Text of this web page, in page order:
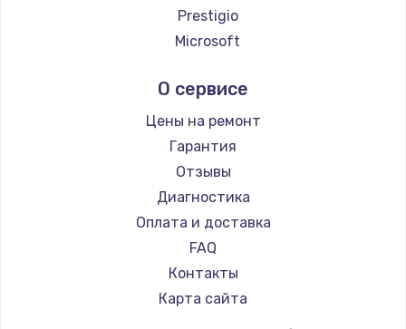
Ремонт ноутбуков Google
Ремонт ноутбуков Echips
Ремонт ноутбуков Predator
Ремонт ноутбуков iru
Ремонт ноутбуков Machenike
Ремонт ноутбуков DEXP
Ремонт ноутбуков Teclast
Ремонт ноутбуков CHUWI
Ремонт ноутбуков Colorful
Prestigio
Microsoft
Aquarius
Gigabyte
Aorus
Maibenben
Getac
Epson
Philips
LG
Panasonic
О сервисе
Цены на ремонт
Гарантия
Отзывы
Диагностика
Оплата и доставка
FAQ
Контакты
Карта сайта